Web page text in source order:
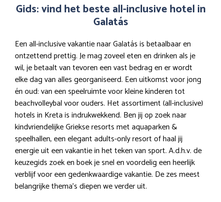
Gids: vind het beste all-inclusive hotel in
Galatás
Een all-inclusive vakantie naar Galatás is betaalbaar en
ontzettend prettig. Je mag zoveel eten en drinken als je
wil, je betaalt van tevoren een vast bedrag en er wordt
elke dag van alles georganiseerd. Een uitkomst voor jong
én oud: van een speelruimte voor kleine kinderen tot
beachvolleybal voor ouders. Het assortiment (all-inclusive)
hotels in Kreta is indrukwekkend. Ben jij op zoek naar
kindvriendelijke Griekse resorts met aquaparken &
speelhallen, een elegant adults-only resort of haal jij
energie uit een vakantie in het teken van sport. A.d.h.v. de
keuzegids zoek en boek je snel en voordelig een heerlijk
verblijf voor een gedenkwaardige vakantie. De zes meest
belangrijke thema’s diepen we verder uit.